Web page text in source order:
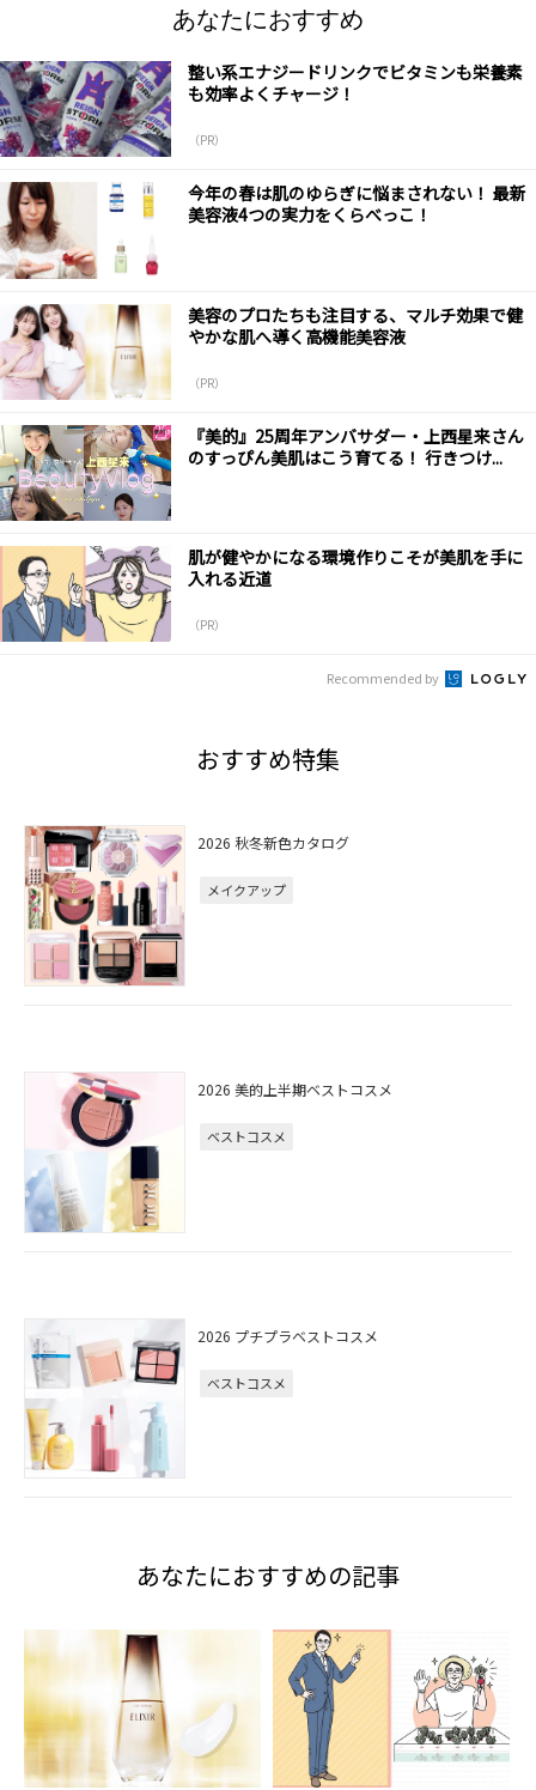
あなたにおすすめ
整い系エナジードリンクでビタミンも栄養素
も効率よくチャージ！
（PR）
今年の春は肌のゆらぎに悩まされない！ 最新
美容液4つの実力をくらべっこ！
美容のプロたちも注目する、マルチ効果で健
やかな肌へ導く高機能美容液
（PR）
『美的』25周年アンバサダー・上西星来さん
のすっぴん美肌はこう育てる！ 行きつけ...
肌が健やかになる環境作りこそが美肌を手に
入れる近道
（PR）
Recommended by
おすすめ特集
2026 秋冬新色カタログ
メイクアップ
2026 美的上半期ベストコスメ
ベストコスメ
2026 プチプラベストコスメ
ベストコスメ
あなたにおすすめの記事